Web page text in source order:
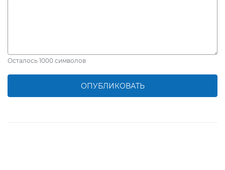
Осталось 1000 символов
ОПУБЛИКОВАТЬ